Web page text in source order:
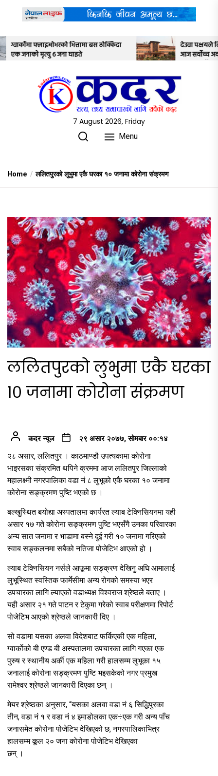
content
देउवा पक्षयले दिएकोे पुनरावलोकन निवेदनमाथि
आज सर्वोच्च अदालतका तीन न्यायाधीशले
7 August 2026, Friday
Menu
Home ललितपुरको लुभुमा एकै घरका १० जनामा कोरोना संक्रमण
ललितपुरको लुभुमा एकै घरका
१० जनामा कोरोना संक्रमण
कदर न्यूज २९ असार २०७७, सोमबार ००:१४
२८ असार, ललितपुर । काठमाण्डौ उपत्यकामा कोरोना
भाइरसका संक्रमित थपिने क्रममा आज ललितपुर जिल्लाको
महालक्ष्मी नगरपालिका वडा नं ८ लुभूको एकै घरका १० जनामा
कोरोना सङ्क्रमण पुष्टि भएको छ ।
बल्खुस्थित बयोद्या अस्पतालमा कार्यरत ल्याब टेक्निसियनमा यही
असार १७ गते कोरोना सङ्क्रमण पुष्टि भएसँगै उनका परिवारका
अन्य सात जनामा र भाडामा बस्ने दुई गरी १० जनामा गरिएको
स्वाब सङ्कलनमा सबैको नतिजा पोजेटिभ आएको हो ।
ल्याब टेक्निसियन नर्सले आफूमा सङ्क्रण देखिनु अघि आमालाई
लुभूस्थित स्वस्तिक फार्मेसीमा अन्य रोगको समस्या भएर
उपचारका लागि ल्याएको वडाध्यक्ष विश्वराज श्रेष्ठले बताए ।
यही असार २१ गते पाटन र टेकुमा गरेको स्वाब परीक्षणमा रिपोर्ट
पोजेटिभ आएको श्रेष्ठले जानकारी दिए ।
सो वडामा यसका अलवा विदेशबाट फर्किएकी एक महिला,
ग्वार्कोको बी एण्ड बी अस्पतालमा उपचारका लागि गएका एक
पुरुष र स्थानीय अर्की एक महिला गरी हालसम्म लुभूका १५
जनालाई कोरोना सङ्क्रमण पुष्टि भइसकेको नगर प्रमुख
रामेश्वर श्रेष्ठले जानकारी दिएका छन् ।
मेयर श्रेष्ठका अनुसार, “यसका अलवा वडा नं ६ सिद्धिपुरका
तीन, वडा नं १ र वडा नं ४ इमाडोलका एक÷एक गरी अन्य पाँच
जनासमेत कोरोना पोजेटिभ देखिएको छ, नगरपालिकाभित्र
हालसम्म कूल २० जना कोरोना पोजेटिभ देखिएका
छन् ।